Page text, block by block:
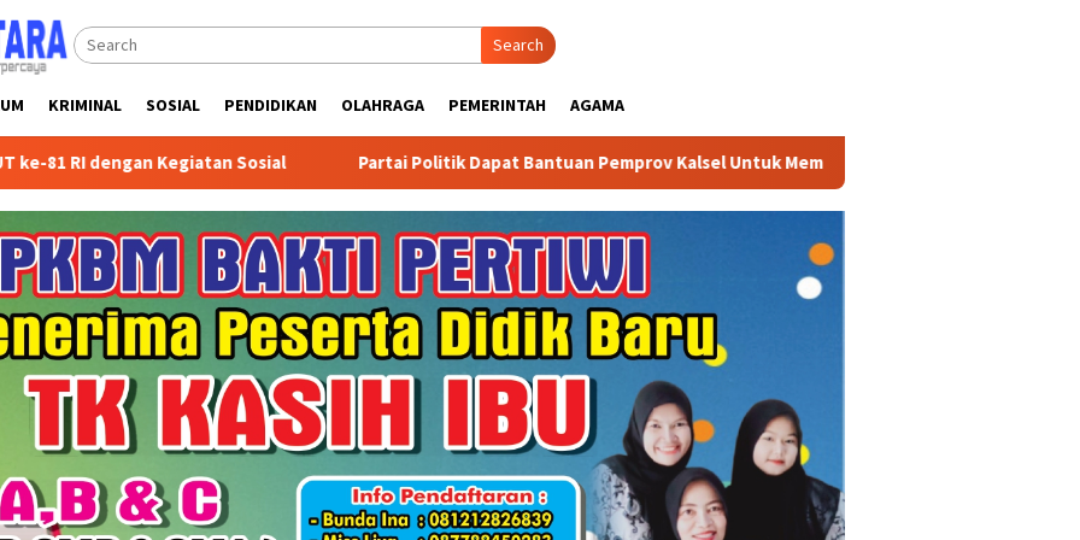
Search
KRIMINAL SOSIAL PENDIDIKAN OLAHRAGA PEMERINTAH AGAMA
Sosial Partai Politik Dapat Bantuan Pemprov Kalsel Untuk Memperkuat Kelembagaan dan Peningkatan Demokrasi